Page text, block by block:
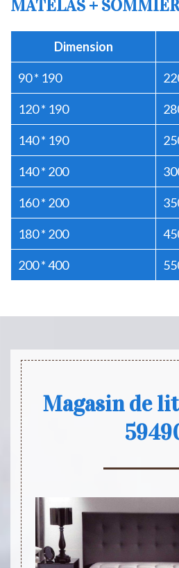
MATELAS + SOMMIER
Dimension
90 * 190
120 * 190
140 * 190
140 * 200
160 * 200
180 * 200
200 * 400
Magasin de